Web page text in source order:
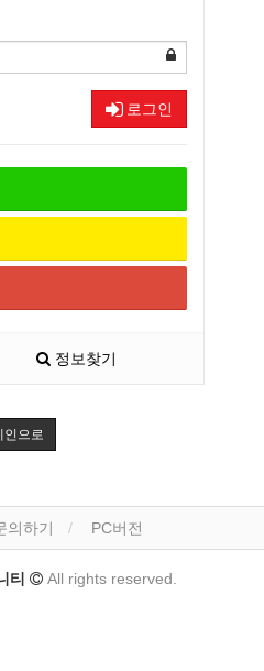
로그인
정보찾기
인으로
의하기 PC버전
티 All rights reserved.